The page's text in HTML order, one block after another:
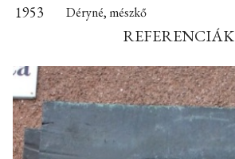
1953 Déryné, mészkő
REFERENCIÁK